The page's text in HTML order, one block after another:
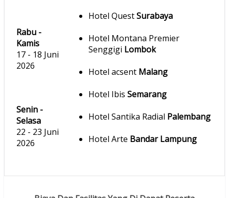
Hotel QuestSurabaya
Hotel Montana Premier
Senggigi Lombok
Hotel acsent Malang
Hotel Ibis Semarang
Hotel Santika Radial Palembang
Hotel Arte Bandar Lampung
Rabu -
Kamis
17 - 18 Juni
2026
Senin -
Selasa
22 - 23 Juni
2026